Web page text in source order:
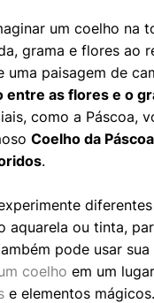
um coelho na
grama e flores ao
uma paisagem de
entre as flores e o
como a Páscoa,
Coelho da Páscoa
.
aquarela ou tinta,
pode usar sua
coelho em um
e elementos mágicos.